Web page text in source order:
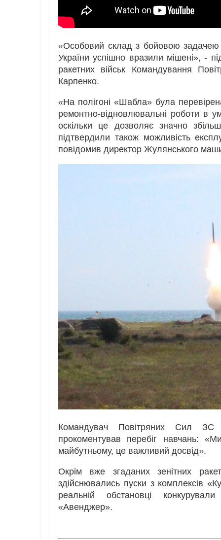
«Особовий склад з бойовою задачею
України успішно вразили мішені», -
ракетних військ Командування
Карпенко.
«На полігоні «Шабла» була
ремонтно-відновлювальні роботи в
оскільки це дозволяє значно
підтвердили також можливість
повідомив директор Жулянського
Командувач Повітряних Сил ЗС
прокоментував перебіг навчань:
майбутньому, це важливий досвід».
Окрім вже згаданих зенітних
здійснювались пуски з комплексів
реальній обстановці
«Авенджер».